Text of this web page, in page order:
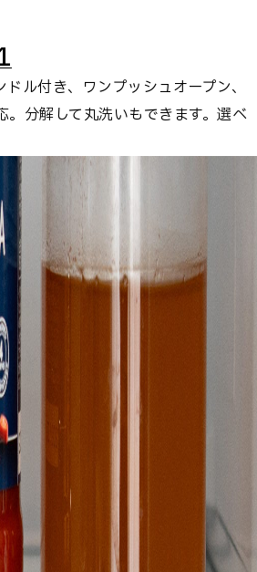
ル付き、ワンプッシュオープン、
分解して丸洗いもできます。選べ